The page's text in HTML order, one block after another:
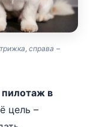
справа –
в
цель –